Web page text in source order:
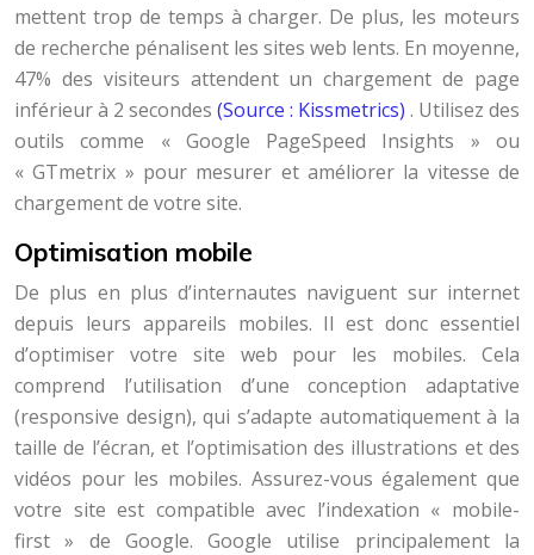
mettent trop de temps à charger. De plus, les moteurs
de recherche pénalisent les sites web lents. En moyenne,
47% des visiteurs attendent un chargement de page
inférieur à 2 secondes (Source : Kissmetrics) . Utilisez des
outils comme « Google PageSpeed Insights » ou
« GTmetrix » pour mesurer et améliorer la vitesse de
chargement de votre site.
Optimisation mobile
De plus en plus d’internautes naviguent sur internet
depuis leurs appareils mobiles. Il est donc essentiel
d’optimiser votre site web pour les mobiles. Cela
comprend l’utilisation d’une conception adaptative
(responsive design), qui s’adapte automatiquement à la
taille de l’écran, et l’optimisation des illustrations et des
vidéos pour les mobiles. Assurez-vous également que
votre site est compatible avec l’indexation « mobile-
first » de Google. Google utilise principalement la